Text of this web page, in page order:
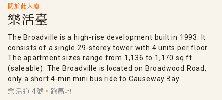
關於此大廈
樂活臺
The Broadville is a high-rise development built in 1993. It
consists of a single 29-storey tower with 4 units per floor.
The apartment sizes range from 1,136 to 1,170 sq.ft.
(saleable). The Broadville is located on Broadwood Road,
only a short 4-min mini bus ride to Causeway Bay.
樂活道 4號
跑馬地